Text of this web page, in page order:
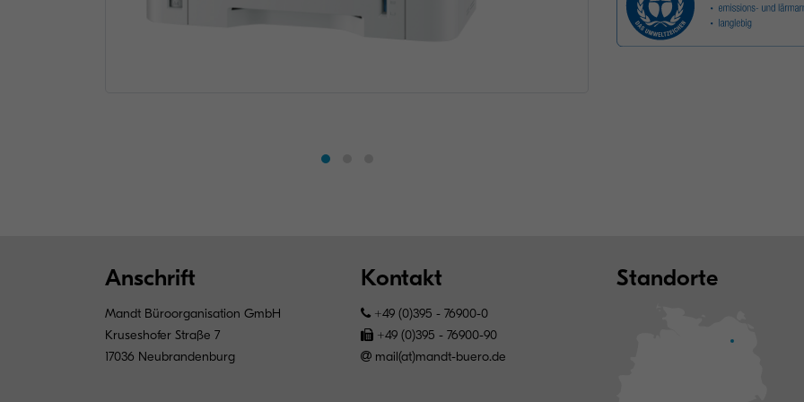
Anschrift
Mandt Büroorganisation GmbH
Kruseshofer Straße 7
17036 Neubrandenburg
Kontakt
+49 (0)395 - 76900-0
+49 (0)395 - 76900-90
mail(at)mandt-buero.de
Standorte